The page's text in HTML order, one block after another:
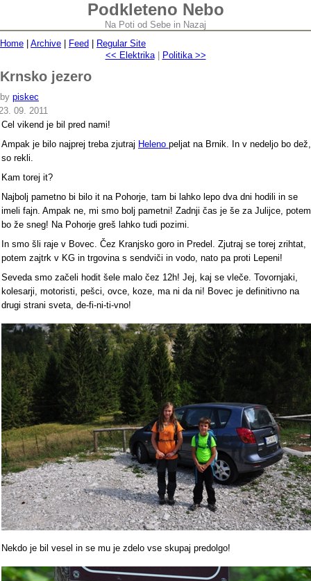
Podkleteno Nebo
Na Poti od Sebe in Nazaj
Home
Archive Feed
Regular Site
<< Elektrika| Politika >>
Krnsko jezero
by piskec
09. 2011
Cel vikend je bil pred nami!
Ampak je bilo najprej treba zjutraj Heleno peljat na Brnik. In v nedeljo bo dež,
so rekli.
Kam torej it?
Najbolj pametno bi bilo it na Pohorje, tam bi lahko lepo dva dni hodili in se
imeli fajn. Ampak ne, mi smo bolj pametni! Zadnji čas je še za Julijce, potem
bo že sneg! Na Pohorje greš lahko tudi pozimi.
In smo šli raje v Bovec. Čez Kranjsko goro in Predel. Zjutraj se torej zrihtat,
potem zajtrk v KG in trgovina s sendviči in vodo, nato pa proti Lepeni!
Seveda smo začeli hodit šele malo čez 12h! Jej, kaj se vleče. Tovornjaki,
kolesarji, motoristi, pešci, ovce, koze, ma ni da ni! Bovec je definitivno na
drugi strani sveta, de-fi-ni-ti-vno!
Nekdo je bil vesel in se mu je zdelo vse skupaj predolgo!